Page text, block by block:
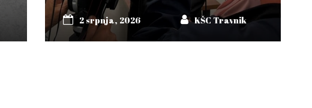
2 srpnja, 2026 KŠC Travnik